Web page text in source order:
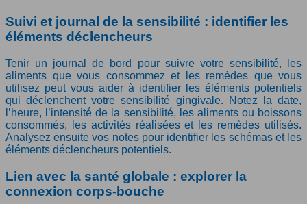
Suivi et journal de la sensibilité : identifier les
éléments déclencheurs
Tenir un journal de bord pour suivre votre sensibilité, les
aliments que vous consommez et les remèdes que vous
utilisez peut vous aider à identifier les éléments potentiels
qui déclenchent votre sensibilité gingivale. Notez la date,
l’heure, l’intensité de la sensibilité, les aliments ou boissons
consommés, les activités réalisées et les remèdes utilisés.
Analysez ensuite vos notes pour identifier les schémas et les
éléments déclencheurs potentiels.
Lien avec la santé globale : explorer la
connexion corps-bouche